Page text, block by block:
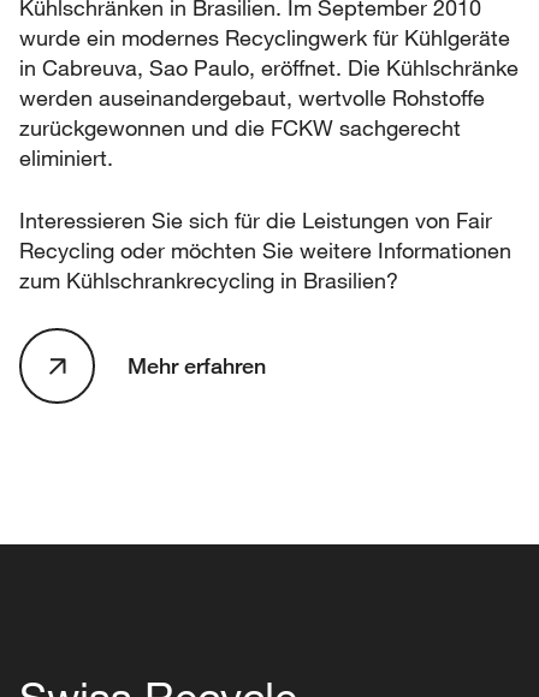
Kühlschränken in Brasilien. Im September 2010
wurde ein modernes Recyclingwerk für Kühlgeräte
in Cabreuva, Sao Paulo, eröffnet. Die Kühlschränke
werden auseinandergebaut, wertvolle Rohstoffe
zurückgewonnen und die FCKW sachgerecht
eliminiert.
Interessieren Sie sich für die Leistungen von Fair
Recycling oder möchten Sie weitere Informationen
zum Kühlschrankrecycling in Brasilien?
Mehr erfahren